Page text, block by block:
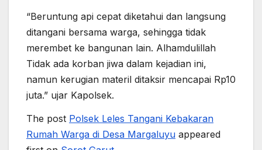
“Beruntung api cepat diketahui dan langsung
ditangani bersama warga, sehingga tidak
merembet ke bangunan lain. Alhamdulillah
Tidak ada korban jiwa dalam kejadian ini,
namun kerugian materil ditaksir mencapai Rp10
juta.” ujar Kapolsek.
The post Polsek Leles Tangani Kebakaran
Rumah Warga di Desa Margaluyu appeared